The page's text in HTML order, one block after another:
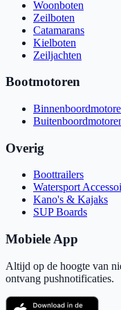
Woonboten
Zeilboten
Catamarans
Kielboten
Zeiljachten
Bootmotoren
Overig
Boottrailers
Watersport
Kano's & Kajaks
SUP Boards
Mobiele App
Altijd op de hoogte van
ontvang pushnotificaties.